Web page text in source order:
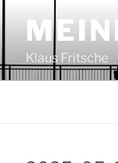
Zum
Inhalt
springen
Klaus Fritsche